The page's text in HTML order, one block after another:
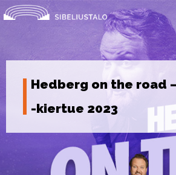
Skip
to
Hedberg on the road
-kiertue 2023